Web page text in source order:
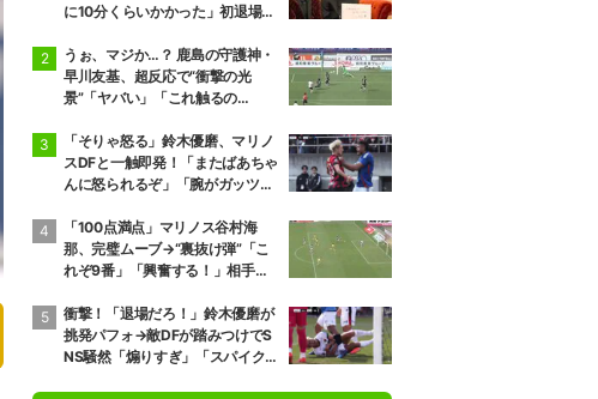
に10分くらいかかった」初退場の
うぉ、マジか…？ 鹿島の守護神・
早川友基、超反応で“衝撃の光
景”「ヤバい」「これ触るの
本“スーパーセーブ”
「そりゃ怒る」鈴木優磨、マリノ
スDFと一触即発！「またばあちゃ
んに怒られるぞ」「腕がガッツリ
「100点満点」マリノス谷村海
那、完璧ムーブ→“裏抜け弾”「こ
れぞ9番」「興奮する！」相手守
出し”
衝撃！「退場だろ！」鈴木優磨が
挑発パフォ→敵DFが踏みつけでS
NS騒然「煽りすぎ」「スパイク